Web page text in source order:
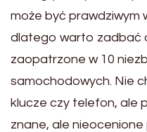
może być prawdziwym
dlatego warto zadbać
zaopatrzone w 10
samochodowych. Nie
klucze czy telefon, ale
znane, ale